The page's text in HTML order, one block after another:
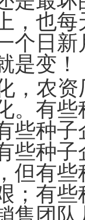
，也
个日
是变！
，农
。有
些种
些种
但有
；有
售团